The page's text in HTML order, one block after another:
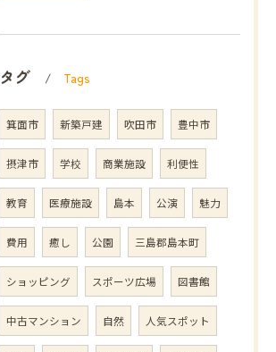
タグ Tags
箕面市 新築戸建 吹田市 豊中市
摂津市 学校 商業施設 利便性
教育 医療施設 島本 公演 魅力
費用 癒し 公園 三島郡島本町
ショッピング スポーツ広場 図書館
中古マンション 自然 人気スポット